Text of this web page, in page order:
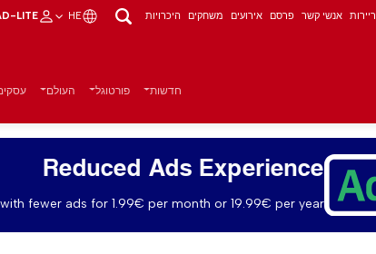
אנשי קשר פרסם אירועים משחקים היכרויות HE
LITE
חדשות פורטוגל העולם
Reduced Ads Experience
fewer ads for 1.99€ per month or 19.99€ per year.